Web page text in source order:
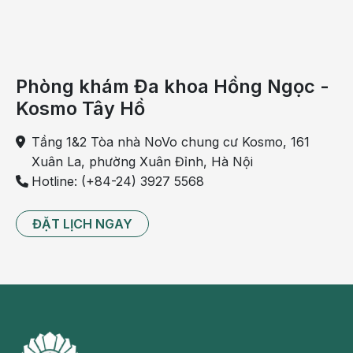
Nguyên nhân gây ra nứt kẽ hậu môn chủ yếu là do
khi bị táo bón người bệnh thường rặn mạnh làm hậu
môn giãn, rách gây sưng đau. Bệnh có thể gây ra
nhiều biến chứng nguy hiểm loét, nhiễm khuẩn hậu
môn nếu không được điều trị đúng cách.
Polyp đại trực tràng
Polyp hình thành là do sự tăng sinh quá mức của
Sa trực tràng
Phòng khám Đa khoa Hồng Ngọc -
Kosmo Tây Hồ
Tầng 1&2 Tòa nhà NoVo chung cư Kosmo, 161
Xuân La, phường Xuân Đỉnh, Hà Nội
Hotline: (+84-24) 3927 5568
ĐẶT LỊCH NGAY